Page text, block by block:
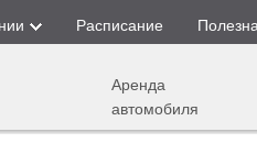
Расписание
Аренда
автомобиля